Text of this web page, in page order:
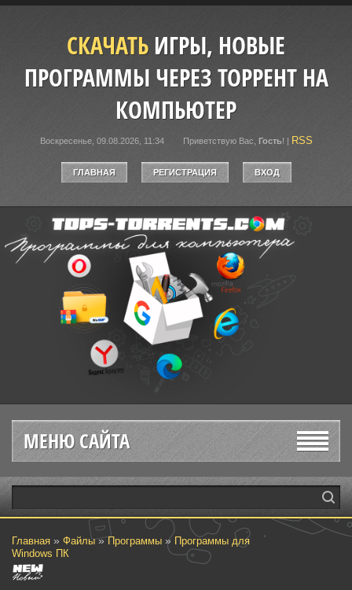
СКАЧАТЬИГРЫ, НОВЫЕ
ПРОГРАММЫ ЧЕРЕЗ ТОРРЕНТ НА
КОМПЬЮТЕР
Воскресенье, 09.08.2026, 11:34 Приветствую Вас Гость! | RSS
ГЛАВНАЯ РЕГИСТРАЦИЯ ВХОД
МЕНЮ САЙТА
Главная » Файлы»Программы » Программы для
Windows ПК